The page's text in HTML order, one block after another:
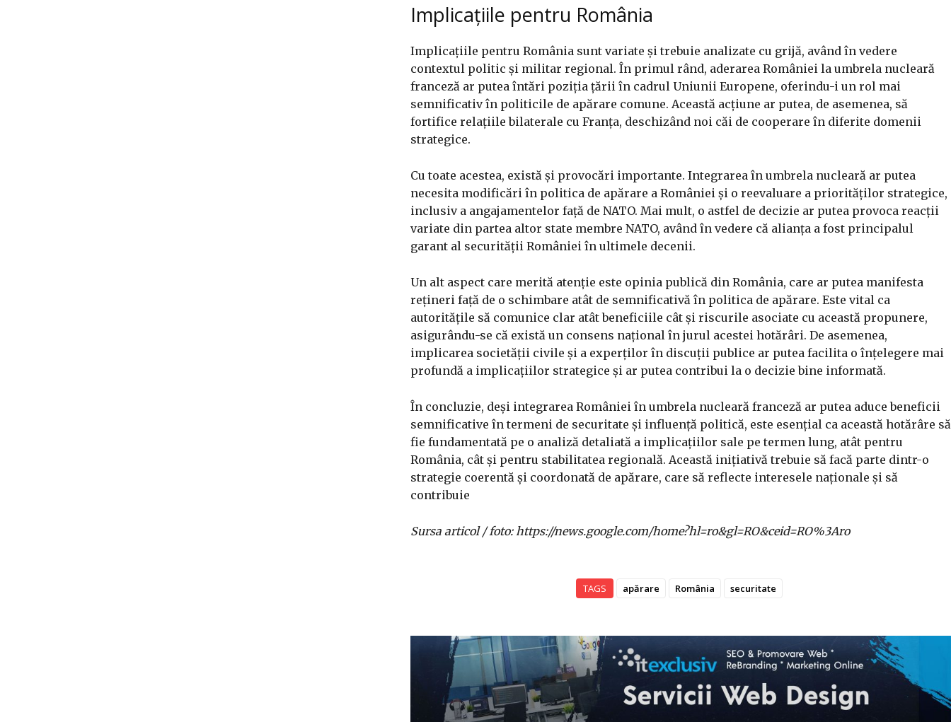
Implicațiile pentru România
Implicațiile pentru România sunt variate și trebuie analizate cu grijă, având în vedere
contextul politic și militar regional. În primul rând, aderarea României la umbrela nucleară
franceză ar putea întări poziția țării în cadrul Uniunii Europene, oferindu-i un rol mai
semnificativ în politicile de apărare comune. Această acțiune ar putea, de asemenea, să
fortifice relațiile bilaterale cu Franța, deschizând noi căi de cooperare în diferite domenii
strategice.
Cu toate acestea, există și provocări importante. Integrarea în umbrela nucleară ar putea
necesita modificări în politica de apărare a României și o reevaluare a priorităților strategice,
inclusiv a angajamentelor față de NATO. Mai mult, o astfel de decizie ar putea provoca reacții
variate din partea altor state membre NATO, având în vedere că alianța a fost principalul
garant al securității României în ultimele decenii.
Un alt aspect care merită atenție este opinia publică din România, care ar putea manifesta
rețineri față de o schimbare atât de semnificativă în politica de apărare. Este vital ca
autoritățile să comunice clar atât beneficiile cât și riscurile asociate cu această propunere,
asigurându-se că există un consens național în jurul acestei hotărâri. De asemenea,
implicarea societății civile și a experților în discuții publice ar putea facilita o înțelegere mai
profundă a implicațiilor strategice și ar putea contribui la o decizie bine informată.
În concluzie, deși integrarea României în umbrela nucleară franceză ar putea aduce beneficii
semnificative în termeni de securitate și influență politică, este esențial ca această hotărâre să
fie fundamentată pe o analiză detaliată a implicațiilor sale pe termen lung, atât pentru
România, cât și pentru stabilitatea regională. Această inițiativă trebuie să facă parte dintr-o
strategie coerentă și coordonată de apărare, care să reflecte interesele naționale și să
contribuie
Sursa articol / foto: https://news.google.com/home?hl=ro&gl=RO&ceid=RO%3Aro
TAGS apărare România securitate